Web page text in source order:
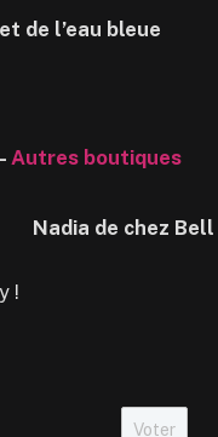
de l’eau bleue
Autres boutiques
Nadia de chez Bell
!